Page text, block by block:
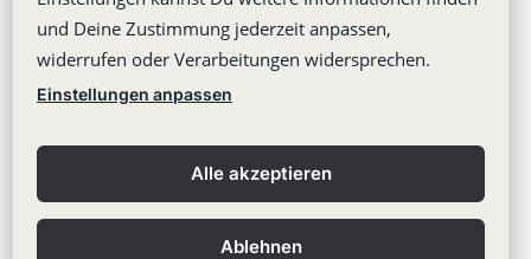
und Deine Zustimmung jederzeit anpassen,
widerrufen oder Verarbeitungen widersprechen.
Einstellungen anpassen
Alle akzeptieren
Ablehnen
Copyright © 2012-2026
Datenschutzerklärung
Kontakt
Datenschutzeinstellungen